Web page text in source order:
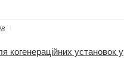
когенераційних установок у